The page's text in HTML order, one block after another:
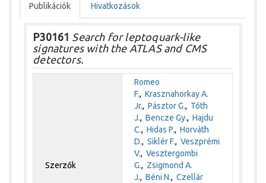
Publikációk Hivatkozások
P30161 Search for leptoquark-like
signatures with the ATLAS and CMS
detectors.
Szerzők
Romeo
F.,Krasznahorkay A.
Jr.,Pásztor G., Tóth
J.,Bencze Gy.,Hajdu
C.,Hidas P.,Horváth
D.,Siklér F.,Veszprémi
V.,Vesztergombi
G., Zsigmond A.
J.,Béni N.,Czellár